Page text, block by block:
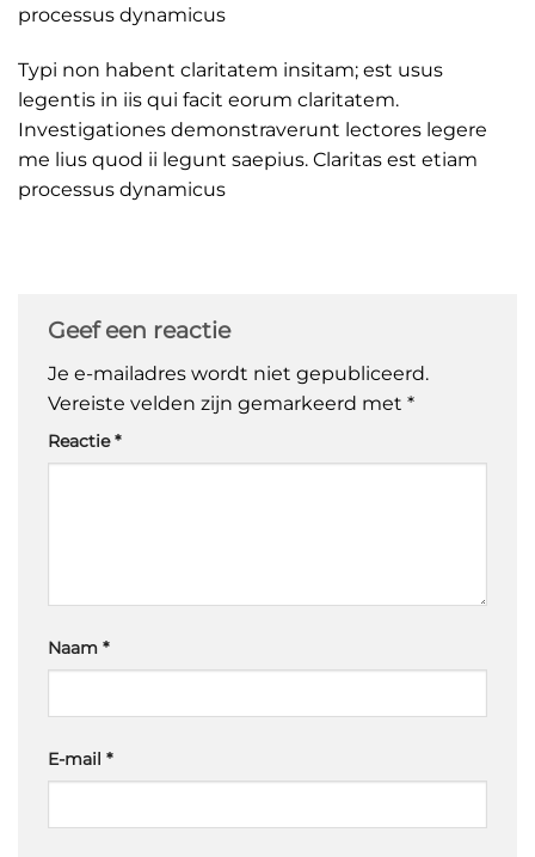
processus dynamicus
Typi non habent claritatem insitam; est usus
legentis in iis qui facit eorum claritatem.
Investigationes demonstraverunt lectores legere
me lius quod ii legunt saepius. Claritas est etiam
processus dynamicus
Geef een reactie
Je e-mailadres wordt niet gepubliceerd.
Vereiste velden zijn gemarkeerd met *
Reactie*
Naam *
E-mail *